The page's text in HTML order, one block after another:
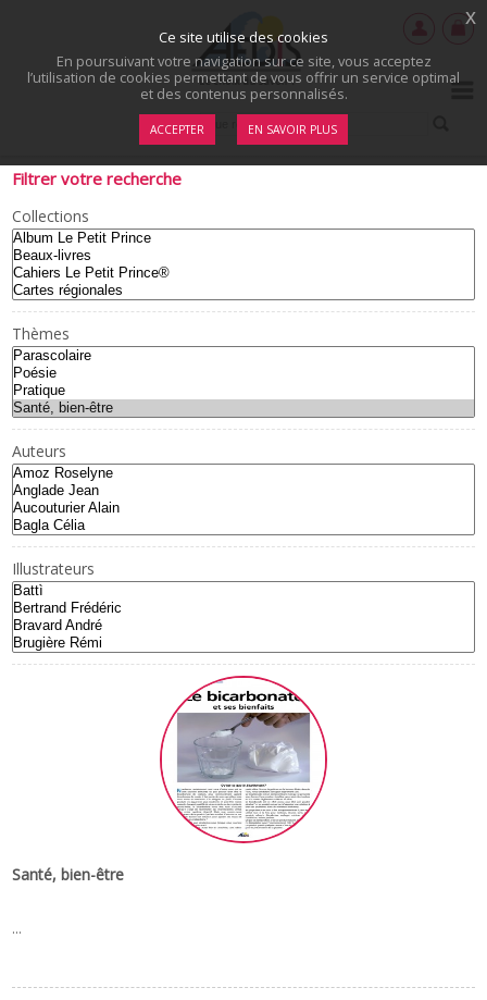
Filtrer votre recherche
Collections
Thèmes
Auteurs
Illustrateurs
Santé, bien-être
...
Ce site utilise des cookies
En poursuivant votre navigation sur ce site, vous acceptez
l’utilisation de cookies permettant de vous offrir un service optimal
et des contenus personnalisés.
ACCEPTER EN SAVOIR PLUS
x